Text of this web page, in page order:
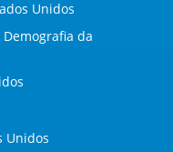
Unidos
da
Unidos